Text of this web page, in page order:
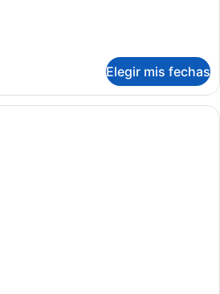
Elegir mis fechas
Habitación de hotel con cama,